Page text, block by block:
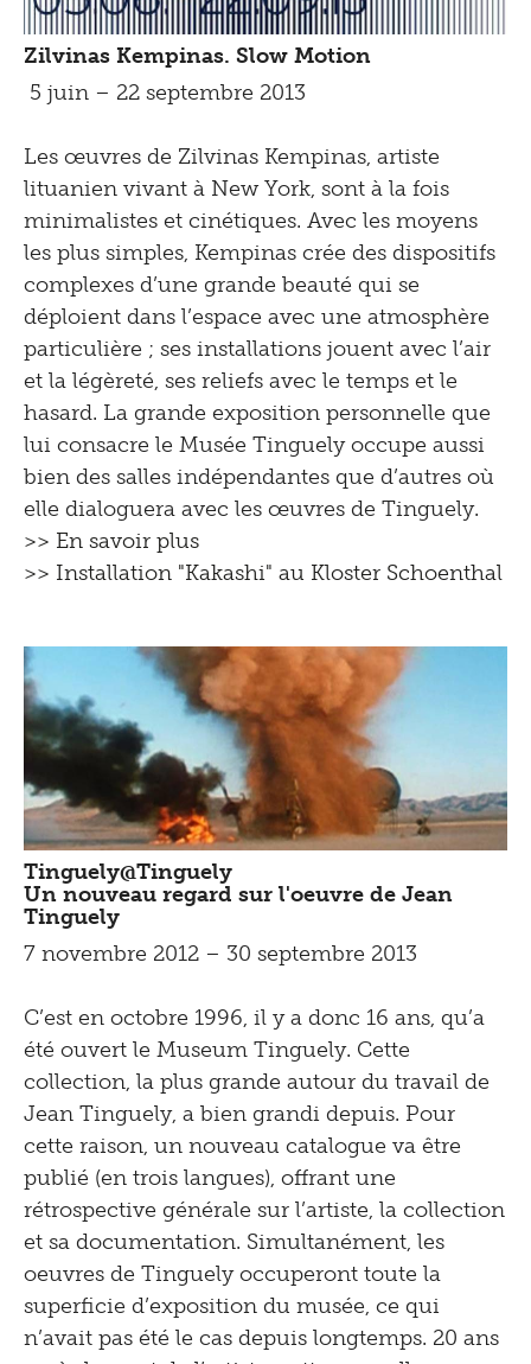
Zilvinas Kempinas. Slow Motion
5 juin – 22 septembre 2013
Les œuvres de Zilvinas Kempinas, artiste
lituanien vivant à New York, sont à la fois
minimalistes et cinétiques. Avec les moyens
les plus simples, Kempinas crée des dispositifs
complexes d’une grande beauté qui se
déploient dans l’espace avec une atmosphère
particulière ; ses installations jouent avec l’air
et la légèreté, ses reliefs avec le temps et le
hasard. La grande exposition personnelle que
lui consacre le Musée Tinguely occupe aussi
bien des salles indépendantes que d’autres où
elle dialoguera avec les œuvres de Tinguely.
>> En savoir plus
>> Installation "Kakashi" au Kloster Schoenthal
Tinguely@Tinguely
Un nouveau regard sur l'oeuvre de Jean
Tinguely
7 novembre 2012 – 30 septembre 2013
C’est en octobre 1996, il y a donc 16 ans, qu’a
été ouvert le Museum Tinguely. Cette
collection, la plus grande autour du travail de
Jean Tinguely, a bien grandi depuis. Pour
cette raison, un nouveau catalogue va être
publié (en trois langues), offrant une
rétrospective générale sur l’artiste, la collection
et sa documentation. Simultanément, les
oeuvres de Tinguely occuperont toute la
superficie d’exposition du musée, ce qui
n’avait pas été le cas depuis longtemps. 20 ans